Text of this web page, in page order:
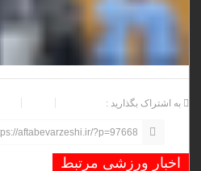
به اشتراک بگذارید :
https://aftabevarzeshi.ir/?p=97668
اخبار ورزشی مرتبط